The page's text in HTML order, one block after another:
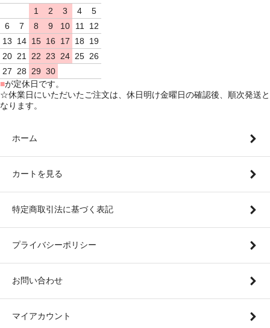
1
2 3 4
5
6
7 8 9 10 11
12
13
14 15 16 17 18
19
20 21 22 23 24 25 26
27
28 29 30
■が定休日です。
☆休業日にいただいたご注文は、休日明け金曜日の確認後、順次発送と
なります。
ホーム
カートを見る
特定商取引法に基づく表記
プライバシーポリシー
お問い合わせ
マイアカウント